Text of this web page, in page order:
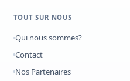
TOUT SUR NOUS
Qui nous sommes?
Contact
Nos Partenaires